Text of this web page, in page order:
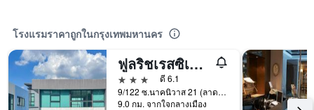
โรงแรมราคาถูกในกรุงเทพมหานคร
ฟูลริชเรสซิเดนซ์
3 ดาว
ดี 6.1
9/122 ซ.นาคนิวาส 21 (ลาดพร้าว 71) ถ.ลาดพร้าว, กรุงเทพมหานคร, ประเทศไทย
9.0 กม. จากใจกลางเมือง